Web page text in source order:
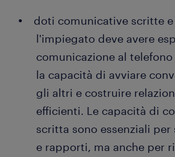
doti comunicative scritte e
l'impiegato deve avere
comunicazione al
la capacità di avviare
gli altri e costruire
efficienti. Le capacità di
scritta sono essenziali per
e rapporti, ma anche per